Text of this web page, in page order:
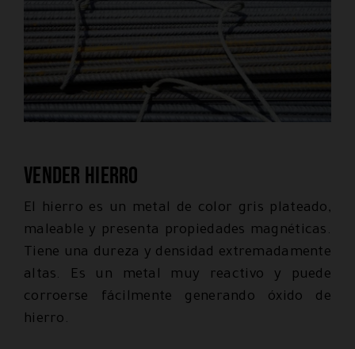
Vender hierro
El hierro es un metal de color gris plateado,
maleable y presenta propiedades magnéticas.
Tiene una dureza y densidad extremadamente
altas. Es un metal muy reactivo y puede
corroerse fácilmente generando óxido de
hierro.